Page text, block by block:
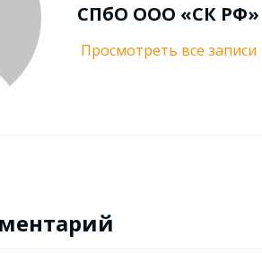
СПбО ООО «СК РФ»
Просмотреть все записи